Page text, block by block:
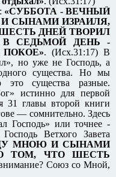
«СУББОТА - ВЕЧНЫЙ
СЫНАМИ ИЗРАИЛЯ,
ДНЕЙ ТВОРИЛ
СЕДЬМОЙ ДЕНЬ -
. (Исх.31:17) В
но уже не Господь, а
существа. Но мы
это существа разные.
истинно для первой
31 главы второй книги
— сомнительно. Здесь
Господь» или точнее -
Ветхого Завета
МНОЮ И СЫНАМИ
ТОМ, ЧТО ШЕСТЬ
Союз со Мной,